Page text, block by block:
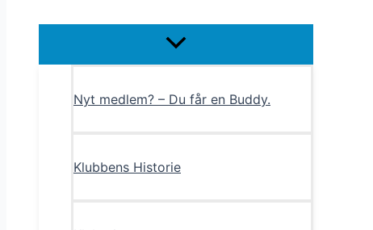
Menu
Nyt medlem? – Du får en Buddy.
Klubbens Historie